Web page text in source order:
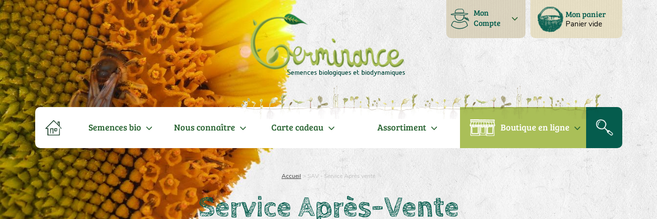
Mon panier
Panier vide
Mon
Compte
Semences bio Nous connaître Carte cadeau Assortiment Boutique en ligne
Accueil >SAV - Service Après vente
Service Après-Vente